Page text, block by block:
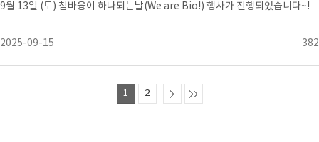
9월 13일 (토) 첨바융이 하나되는날(We are Bio!) 행사가 진행되었습니다~!
2025-09-15 382
1 2